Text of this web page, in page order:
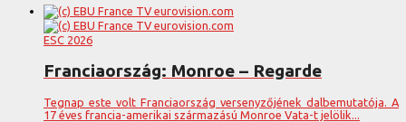
ESC 2026
Franciaország: Monroe – Regarde
Tegnap este volt Franciaország versenyzőjének dalbemutatója. A
17 éves francia-amerikai származású Monroe Vata-t jelölik...